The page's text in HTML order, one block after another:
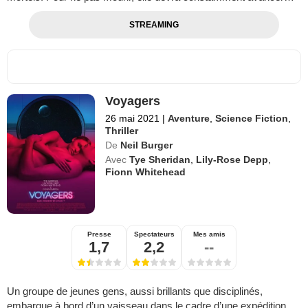
STREAMING
Voyagers
26 mai 2021 | Aventure ,Science Fiction
Thriller
De Neil Burger
Avec Tye Sheridan Lily-Rose Depp
Fionn Whitehead
Presse
1,7
Spectateurs
2,2
Mes amis
--
Un groupe de jeunes gens, aussi brillants que disciplinés,
embarque à bord d’un vaisseau dans le cadre d’une expédition